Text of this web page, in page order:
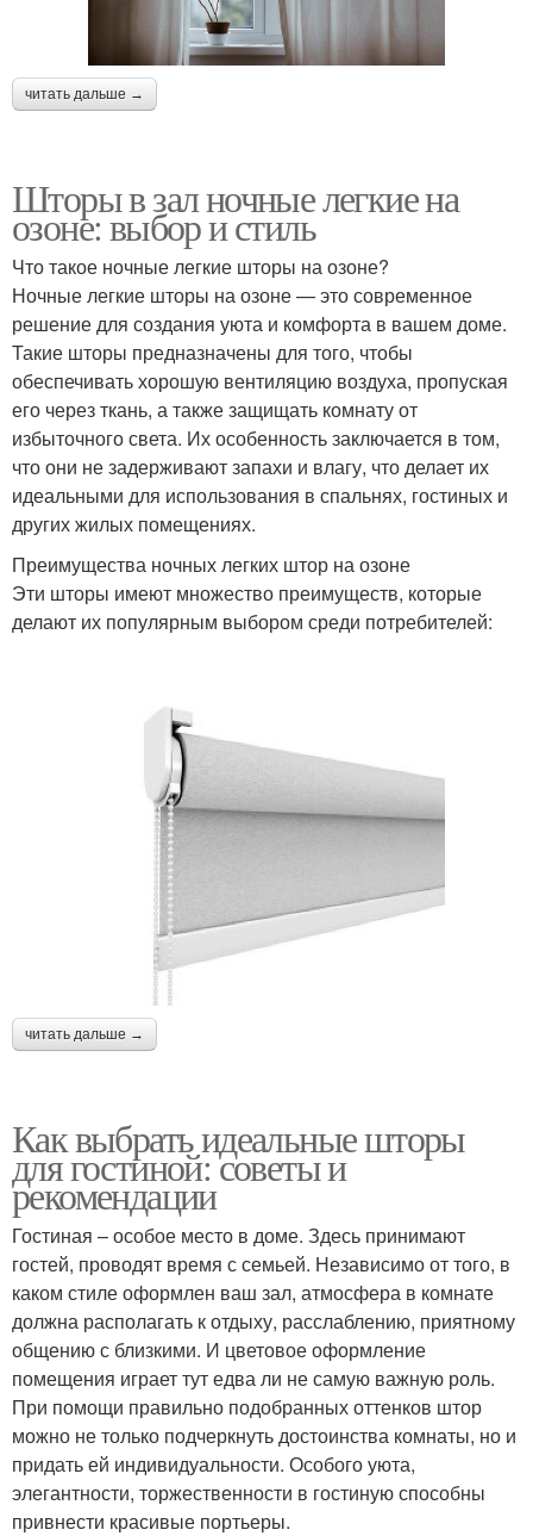
читать дальше →
Шторы в зал ночные легкие на
озоне: выбор и стиль
Что такое ночные легкие шторы на озоне?
Ночные легкие шторы на озоне — это современное
решение для создания уюта и комфорта в вашем доме.
Такие шторы предназначены для того, чтобы
обеспечивать хорошую вентиляцию воздуха, пропуская
его через ткань, а также защищать комнату от
избыточного света. Их особенность заключается в том,
что они не задерживают запахи и влагу, что делает их
идеальными для использования в спальнях, гостиных и
других жилых помещениях.
Преимущества ночных легких штор на озоне
Эти шторы имеют множество преимуществ, которые
делают их популярным выбором среди потребителей:
читать дальше →
Как выбрать идеальные шторы
для гостиной: советы и
рекомендации
Гостиная – особое место в доме. Здесь принимают
гостей, проводят время с семьей. Независимо от того, в
каком стиле оформлен ваш зал, атмосфера в комнате
должна располагать к отдыху, расслаблению, приятному
общению с близкими. И цветовое оформление
помещения играет тут едва ли не самую важную роль.
При помощи правильно подобранных оттенков штор
можно не только подчеркнуть достоинства комнаты, но и
придать ей индивидуальности. Особого уюта,
элегантности, торжественности в гостиную способны
привнести красивые портьеры.